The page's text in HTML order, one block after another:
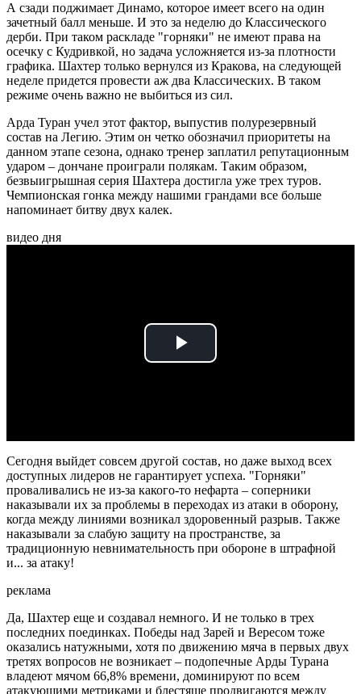
А сзади поджимает Динамо, которое имеет всего на один
зачетный балл меньше. И это за неделю до Классического
дерби. При таком раскладе "горняки" не имеют права на
осечку с Кудривкой, но задача усложняется из-за плотности
графика. Шахтер только вернулся из Кракова, на следующей
неделе придется провести аж два Классических. В таком
режиме очень важно не выбиться из сил.
Арда Туран учел этот фактор, выпустив полурезервный
состав на Легию. Этим он четко обозначил приоритеты на
данном этапе сезона, однако тренер заплатил репутационным
ударом – дончане проиграли полякам. Таким образом,
безвыигрышная серия Шахтера достигла уже трех туров.
Чемпионская гонка между нашими грандами все больше
напоминает битву двух калек.
видео дня
Play
Сегодня выйдет совсем другой состав, но даже выход всех
доступных лидеров не гарантирует успеха. "Горняки"
проваливались не из-за какого-то нефарта – соперники
наказывали их за проблемы в переходах из атаки в оборону,
когда между линиями возникал здоровенный разрыв. Также
наказывали за слабую защиту на пространстве, за
традиционную невнимательность при обороне в штрафной
и... за атаку!
реклама
Да, Шахтер еще и создавал немного. И не только в трех
последних поединках. Победы над Зарей и Вересом тоже
оказались натужными, хотя по движению мяча в первых двух
третях вопросов не возникает – подопечные Арды Турана
владеют мячом 66,8% времени, доминируют по всем
атакующими метриками и блестяще продвигаются между